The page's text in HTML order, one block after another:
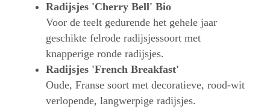
Radijsjes 'Cherry Bell' Bio
Voor de teelt gedurende het gehele jaar
geschikte felrode radijsjessoort met
knapperige ronde radijsjes.
Radijsjes 'French Breakfast'
Oude, Franse soort met decoratieve, rood-wit
verlopende, langwerpige radijsjes.